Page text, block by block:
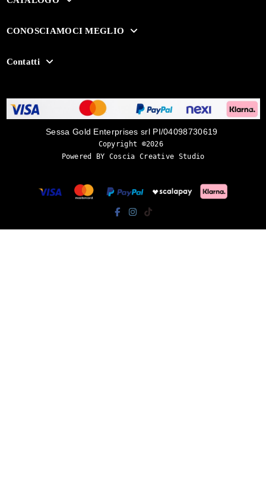
CONOSCIAMOCI MEGLIO
Contatti
Sessa Gold Enterprises srl PI/04098730619
Copyright ©2026
Powered BY Coscia Creative Studio